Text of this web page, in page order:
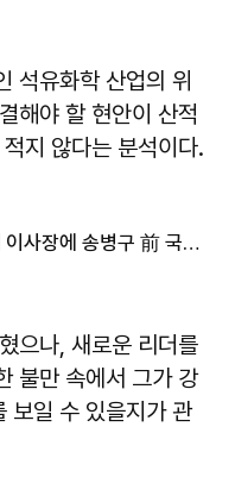
석유화학 산업의 위
해야 할 현안이 산적
지 않다는 분석이다.
여수시, 여수도시관리공단 제4대 이사장에 송병구 前 국장 취임
으나, 새로운 리더를
불만 속에서 그가 강
보일 수 있을지가 관